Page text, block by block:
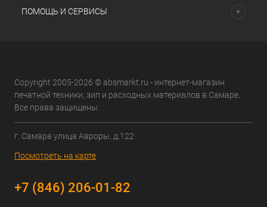
ПОМОЩЬ И СЕРВИСЫ
Copyright 2005-2026 © absmarkt.ru - интернет-магазин
печатной техники, зип и расходных материалов в Самаре.
Все права защищены.
г. Самара улица Авроры, д.122
Посмотреть на карте
+7 (846) 206-01-82